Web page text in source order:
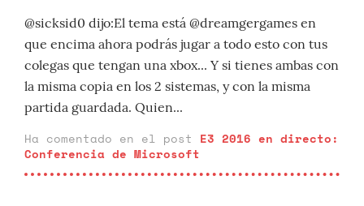
@sicksid0 dijo:El tema está @dreamgergames en
que encima ahora podrás jugar a todo esto con tus
colegas que tengan una xbox... Y si tienes ambas con
la misma copia en los 2 sistemas, y con la misma
partida guardada. Quien...
Ha comentado en el post E3 2016 en directo:
Conferencia de Microsoft